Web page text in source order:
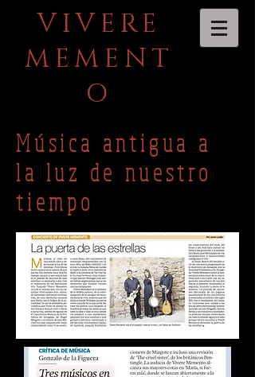
VIVERE
MEMENT
O
Música antigua a
la luz de nuestro
tiempo